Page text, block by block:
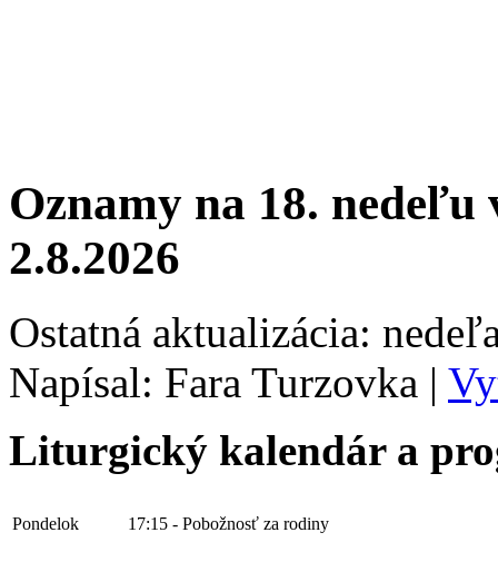
Oznamy na 18. nedeľu
2.8.2026
Ostatná aktualizácia:
Napísal: Fara Turzovka |
Liturgický kalendár a
Pondelok 17:15 - Pobožnosť za rodiny